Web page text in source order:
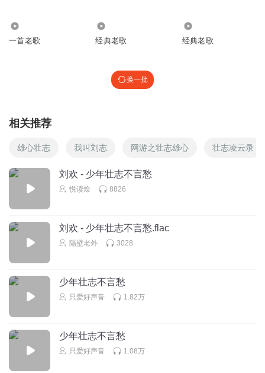
一首老歌 经典老歌 经典老歌
换一批
相关推荐
雄心壮志 我叫刘志 网游之壮志雄心 壮志凌云录
刘欢 - 少年壮志不言愁
悦读烩 8826
刘欢 - 少年壮志不言愁.flac
隔壁老外 3028
少年壮志不言愁
只爱好声音 1.82万
少年壮志不言愁
只爱好声音 1.08万